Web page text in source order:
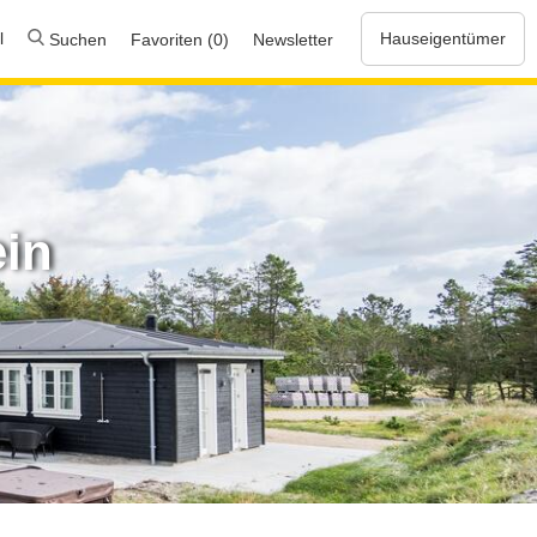
Suchen Favoriten (0) Newsletter Hauseigentümer